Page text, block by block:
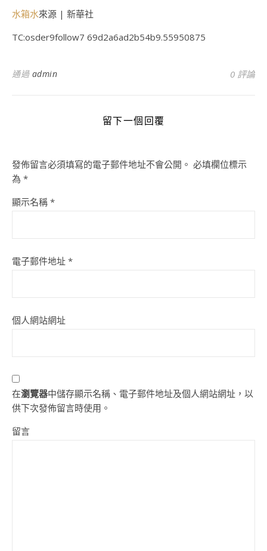
水箱水來源 | 新華社
TC:osder9follow7 69d2a6ad2b54b9.55950875
通過 admin 0 評論
留下一個回覆
發佈留言必須填寫的電子郵件地址不會公開。 必填欄位標示
為 *
顯示名稱 *
電子郵件地址 *
個人網站網址
在瀏覽器中儲存顯示名稱、電子郵件地址及個人網站網址，以
供下次發佈留言時使用。
留言